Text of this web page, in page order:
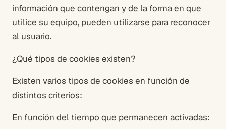
información que contengan y de la forma en que
utilice su equipo, pueden utilizarse para reconocer
al usuario.
¿Qué tipos de cookies existen?
Existen varios tipos de cookies en función de
distintos criterios:
En función del tiempo que permanecen activadas: